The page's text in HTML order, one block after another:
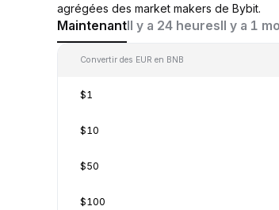
agrégées des market makers de Bybit.
MaintenantIl y a 24 heuresIl y a 1
Convertir des EUR en BNB
$1
$10
$50
$100